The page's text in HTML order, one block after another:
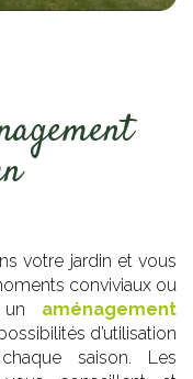
votre jardin et vous
conviviaux ou
aménagement
d’utilisation
saison. Les